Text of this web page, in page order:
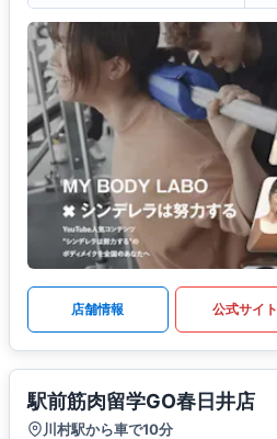
店舗情報 公式サイト
駅前筋肉留学GO春日井店
川村駅から車で10分